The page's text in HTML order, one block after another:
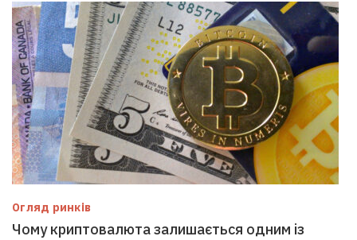
Огляд ринків
Чому криптовалюта залишається одним із